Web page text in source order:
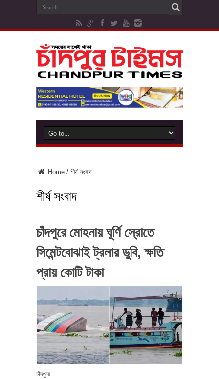
Home / শীর্ষ সংবাদ
শীর্ষ সংবাদ
চাঁদপুরে মোহনায় ঘূর্ণি স্রোতে
সিমেন্টবোঝাই ট্রলার ডুবি, ক্ষতি
প্রায় কোটি টাকা
চাঁদপুরে ...